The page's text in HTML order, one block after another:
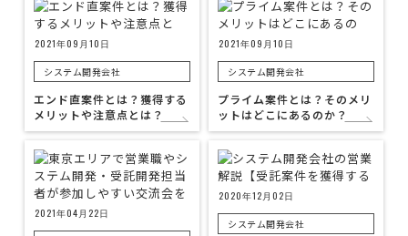
2021年09月10日
システム開発会社
エンド直案件とは？獲得する
メリットや注意点とは？
2021年09月10日
システム開発会社
プライム案件とは？そのメリ
ットはどこにあるのか？
2021年04月22日
2020年12月02日
システム開発会社